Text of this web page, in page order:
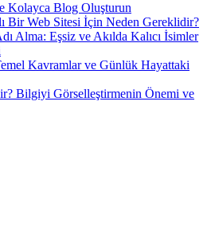
Kolayca Blog Oluşturun
Bir Web Sitesi İçin Neden Gereklidir?
Alma: Eşsiz ve Akılda Kalıcı İsimler
Kavramlar ve Günlük Hayattaki
Bilgiyi Görselleştirmenin Önemi ve